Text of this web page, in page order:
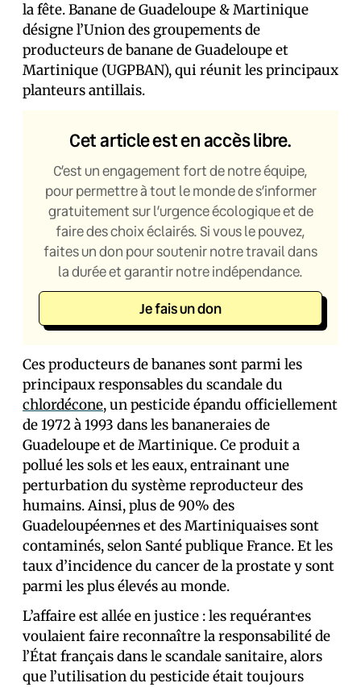
la fête. Banane de Guadeloupe & Martinique
désigne l’Union des groupements de
producteurs de banane de Guadeloupe et
Martinique (UGPBAN), qui réunit les principaux
planteurs antillais.
Cet article est en accès libre.
C’est un engagement fort de notre équipe,
pour permettre à tout le monde de s’informer
gratuitement sur l’urgence écologique et de
faire des choix éclairés. Si vous le pouvez,
faites un don pour soutenir notre travail dans
la durée et garantir notre indépendance.
Je fais un don
Ces producteurs de bananes sont parmi les
principaux responsables du scandale du
chlordécone, un pesticide épandu officiellement
de 1972 à 1993 dans les bananeraies de
Guadeloupe et de Martinique. Ce produit a
pollué les sols et les eaux, entrainant une
perturbation du système reproducteur des
humains. Ainsi, plus de 90% des
Guadeloupéen·nes et des Martiniquais·es sont
contaminés, selon Santé publique France. Et les
taux d’incidence du cancer de la prostate y sont
parmi les plus élevés au monde.
L’affaire est allée en justice : les requérant·es
voulaient faire reconnaître la responsabilité de
l’État français dans le scandale sanitaire, alors
que l’utilisation du pesticide était toujours